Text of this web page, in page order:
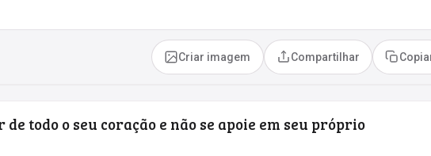
Criar imagem Compartilhar
de todo o seu coração e não se apoie em seu próprio